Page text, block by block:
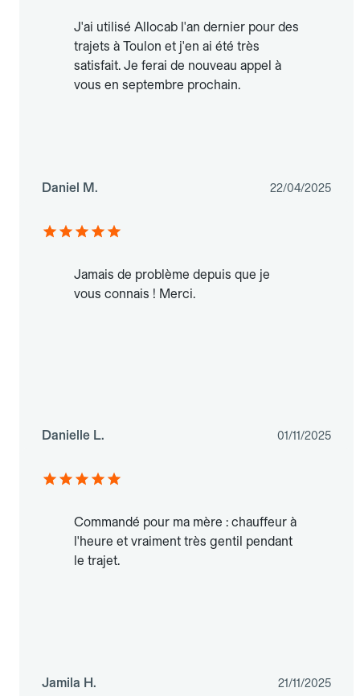
J'ai utilisé Allocab l'an dernier pour des
trajets à Toulon et j'en ai été très
satisfait. Je ferai de nouveau appel à
vous en septembre prochain.
Daniel M. 22/04/2025
Jamais de problème depuis que je
vous connais ! Merci.
Danielle L. 01/11/2025
Commandé pour ma mère : chauffeur à
l'heure et vraiment très gentil pendant
le trajet.
Jamila H. 21/11/2025